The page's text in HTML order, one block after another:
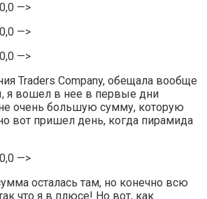
—>
—>
—>
Traders Company, обещала вообще
я вошел в нее в первые дни
очень большую сумму, которую
вот пришел день, когда пирамида
—>
осталась там, но конечно всю
что я в плюсе! Но вот, как